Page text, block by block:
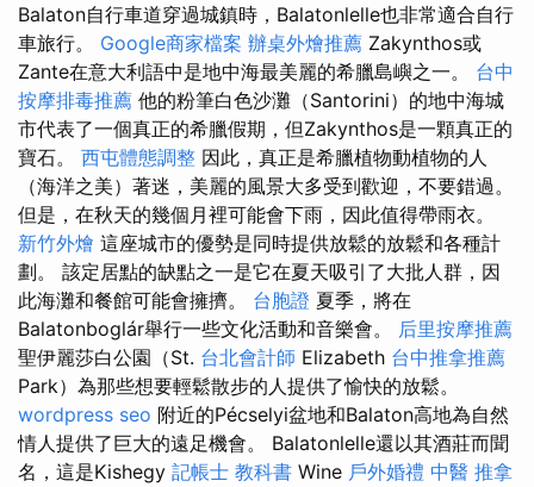
Balaton自行車道穿過城鎮時，Balatonlelle也非常適合自行
車旅行。 Google商家檔案 辦桌外燴推薦 Zakynthos或
Zante在意大利語中是地中海最美麗的希臘島嶼之一。 台中
按摩排毒推薦 他的粉筆白色沙灘（Santorini）的地中海城
市代表了一個真正的希臘假期，但Zakynthos是一顆真正的
寶石。 西屯體態調整 因此，真正是希臘植物動植物的人
（海洋之美）著迷，美麗的風景大多受到歡迎，不要錯過。
但是，在秋天的幾個月裡可能會下雨，因此值得帶雨衣。
新竹外燴 這座城市的優勢是同時提供放鬆的放鬆和各種計
劃。 該定居點的缺點之一是它在夏天吸引了大批人群，因
此海灘和餐館可能會擁擠。 台胞證 夏季，將在
Balatonboglár舉行一些文化活動和音樂會。 后里按摩推薦
聖伊麗莎白公園（St. 台北會計師 Elizabeth 台中推拿推薦
Park）為那些想要輕鬆散步的人提供了愉快的放鬆。
wordpress seo 附近的Pécselyi盆地和Balaton高地為自然
情人提供了巨大的遠足機會。 Balatonlelle還以其酒莊而聞
名，這是Kishegy 記帳士 教科書 Wine 戶外婚禮 中醫 推拿